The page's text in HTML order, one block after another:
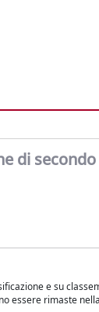
di
e su
essere rimaste